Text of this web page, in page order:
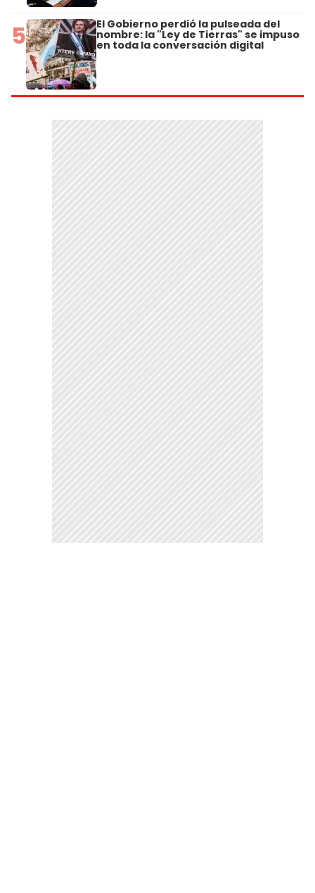
5 El Gobierno perdió la pulseada del
nombre: la "Ley de Tierras" se impuso
en toda la conversación digital